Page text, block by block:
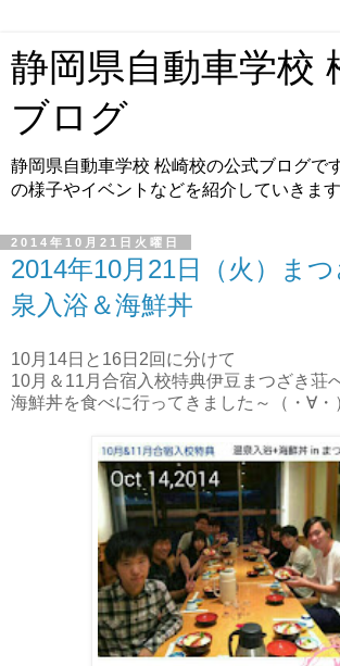
静岡県自動車学校
ブログ
静岡県自動車学校 松崎校の公式ブログで
の様子やイベントなどを紹介していきます
2014年10月21日火曜日
2014年10月21日（火）ま
泉入浴＆海鮮丼
10月14日と16日2回に分けて
10月＆11月合宿入校特典伊豆まつざき荘
海鮮丼を食べに行ってきました～（・∀・